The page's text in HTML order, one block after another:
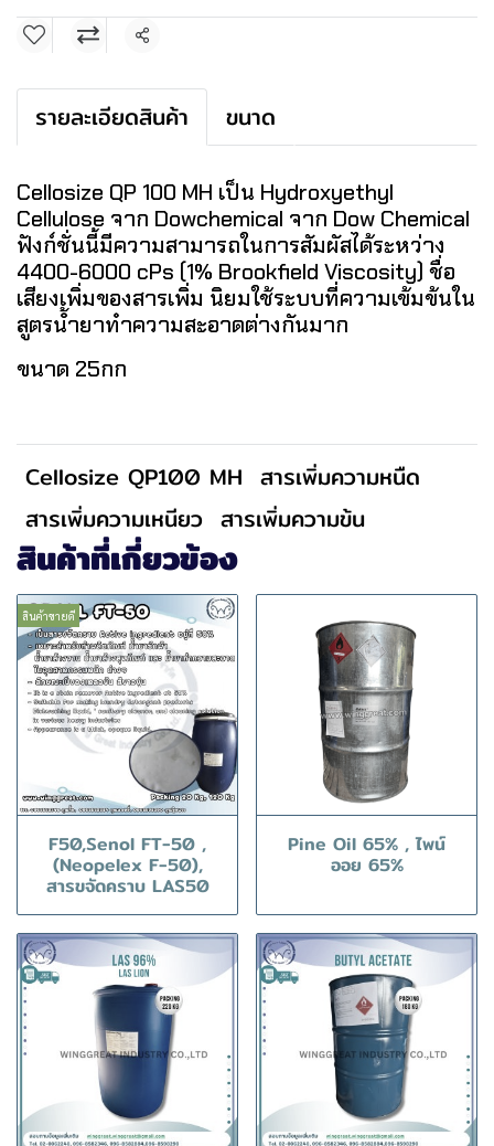
แชร์
รายละเอียดสินค้า ขนาด
Cellosize QP 100 MH เป็น Hydroxyethyl
Cellulose จาก Dowchemical จาก Dow Chemical
ฟังก์ชั่นนี้มีความสามารถในการสัมผัสได้ระหว่าง
4400-6000 cPs (1% Brookfield Viscosity) ชื่อ
เสียงเพิ่มของสารเพิ่ม นิยมใช้ระบบที่ความเข้มข้นใน
สูตรน้ำยาทำความสะอาดต่างกันมาก
ขนาด 25กก
Cellosize QP100 MH สารเพิ่มความหนืด
สารเพิ่มความเหนียว สารเพิ่มความข้น
สินค้าที่เกี่ยวข้อง
สินค้าขายดี
F50,Senol FT-50 ,
(Neopelex F-50),
สารขจัดคราบ LAS50
Pine Oil 65% , ไพน์
ออย 65%